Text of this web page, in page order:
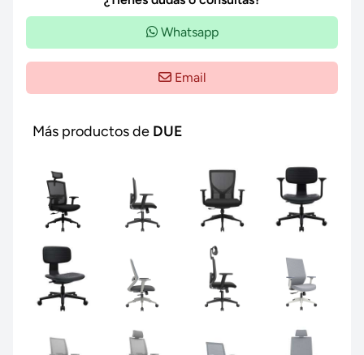
Whatsapp
Email
Más productos de DUE